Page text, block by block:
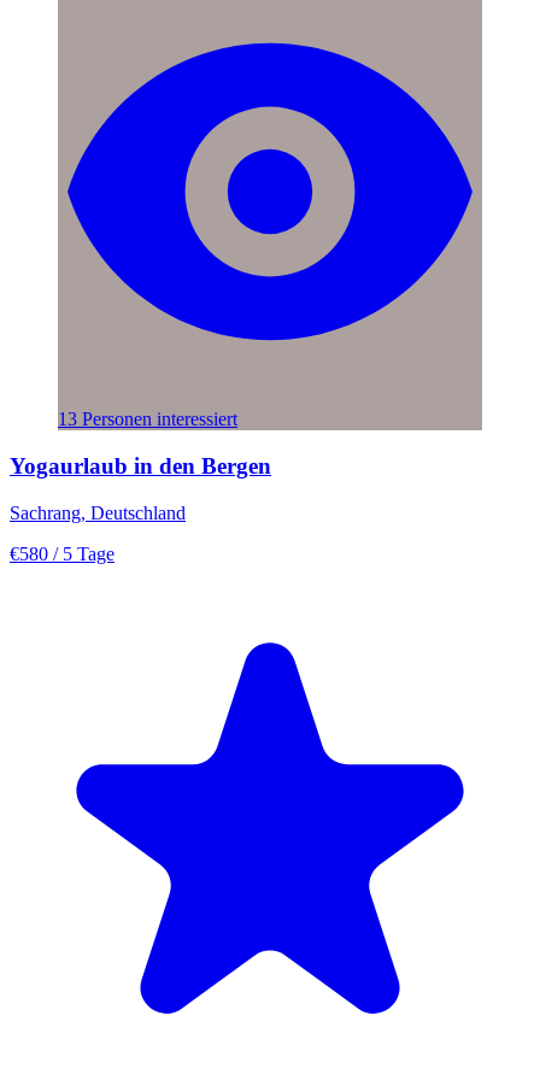
13 Personen interessiert
Yogaurlaub in den Bergen
Sachrang, Deutschland
€580 / 5 Tage